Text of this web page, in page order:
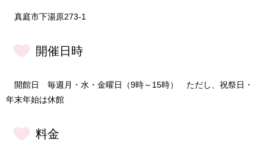
真庭市下湯原273-1
開催日時
開館日 毎週月・水・金曜日（9時～15時） ただし、祝祭日・
年末年始は休館
料金